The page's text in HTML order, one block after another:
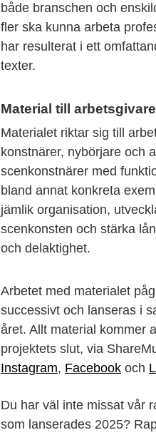
både branschen och
fler ska kunna arbeta
har resulterat i ett
texter.
Material till
Materialet riktar sig till
konstnärer, nybörjare och
scenkonstnärer med
bland annat konkreta
jämlik organisation,
scenkonsten och stärka
och delaktighet.
Arbetet med materialet
successivt och lanseras i
året. Allt material kommer
projektets slut, via
Instagram, Facebook och
Du har väl inte missat vår
som lanserades 2025?